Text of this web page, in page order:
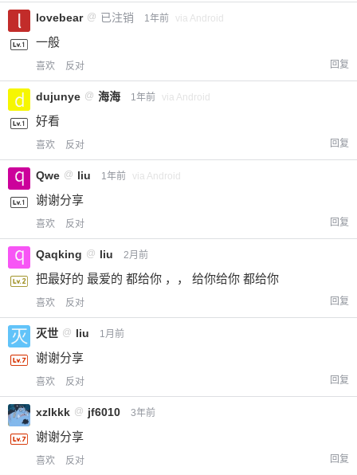
lovebear @ 已注销 1年前 via Android
一般
喜欢 反对 回复
dujunye @ 海海 1年前 via Android
好看
喜欢 反对 回复
Qwe @ liu 1年前 via Android
谢谢分享
喜欢 反对 回复
Qaqking @ liu 2月前
把最好的 最爱的 都给你 ，， 给你给你 都给你
喜欢 反对 回复
灭世 @ liu 1月前
谢谢分享
喜欢 反对 回复
xzlkkk @ jf6010 3年前
谢谢分享
喜欢 反对 回复